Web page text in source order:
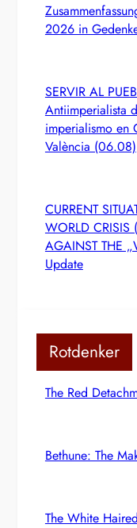
2026 in
SERVIR AL
Antiimperialista
imperialismo en
València (06.08)
CURRENT
WORLD CRISIS
AGAINST THE
Update
Rotdenker
The Red
Bethune: The
The White